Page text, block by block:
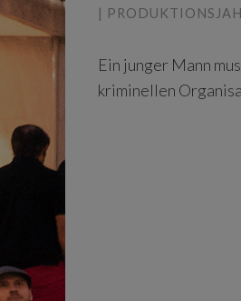
|
Ein junger Mann
kriminellen